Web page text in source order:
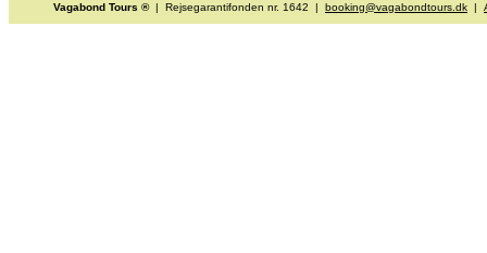
Vagabond Tours ®| Rejsegarantifonden nr. 1642 | booking@vagabondtours.dk |